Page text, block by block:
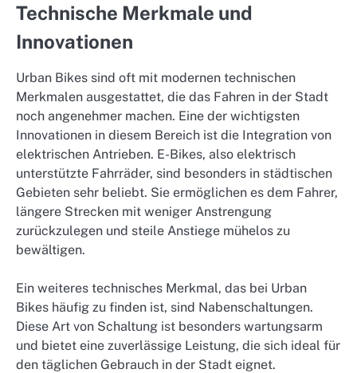
Technische Merkmale und
Innovationen
Urban Bikes sind oft mit modernen technischen
Merkmalen ausgestattet, die das Fahren in der Stadt
noch angenehmer machen. Eine der wichtigsten
Innovationen in diesem Bereich ist die Integration von
elektrischen Antrieben. E-Bikes, also elektrisch
unterstützte Fahrräder, sind besonders in städtischen
Gebieten sehr beliebt. Sie ermöglichen es dem Fahrer,
längere Strecken mit weniger Anstrengung
zurückzulegen und steile Anstiege mühelos zu
bewältigen.
Ein weiteres technisches Merkmal, das bei Urban
Bikes häufig zu finden ist, sind Nabenschaltungen.
Diese Art von Schaltung ist besonders wartungsarm
und bietet eine zuverlässige Leistung, die sich ideal für
den täglichen Gebrauch in der Stadt eignet.